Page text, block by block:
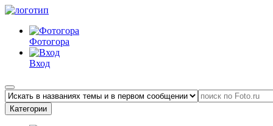
Фотогора
Вход
Категории